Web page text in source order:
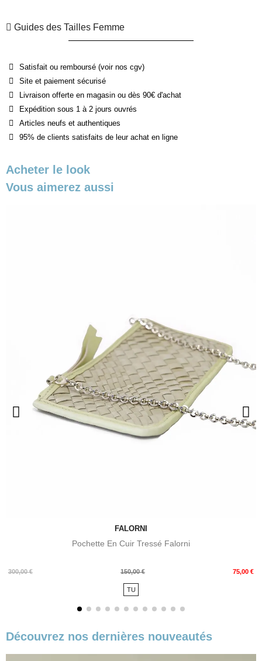
Guides des Tailles Femme
Satisfait ou remboursé (voir nos cgv)
Site et paiement sécurisé
Livraison offerte en magasin ou dès 90€ d'achat
Expédition sous 1 à 2 jours ouvrés
Articles neufs et authentiques
95% de clients satisfaits de leur achat en ligne
Acheter le look
Vous aimerez aussi
FALORNI
Pochette En Cuir Tressé Falorni
300,00 €
Prix
150,00 € 75,00 €
Prix
TU
Découvrez nos dernières nouveautés